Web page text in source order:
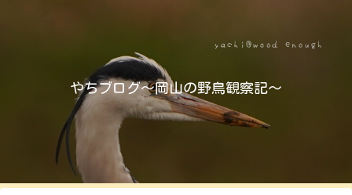
やちブログ～岡山の野鳥観察記～